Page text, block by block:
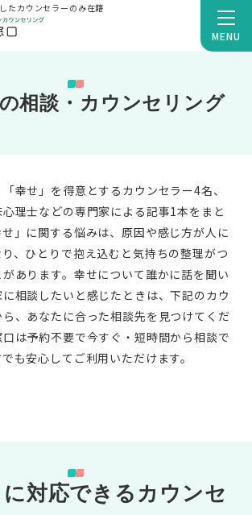
MENU
たカウンセラーのみ在籍
の相談・カウンセリング
幸せ」を得意とするカウンセラー4名、
理士などの専門家による記事1本をまと
」に関する悩みは、原因や感じ方が人に
、ひとりで抱え込むと気持ちの整理がつ
あります。幸せについて誰かに話を聞い
相談したいと感じたときは、下記のカウ
、あなたに合った相談先を見つけてくだ
は予約不要で今すぐ・短時間から相談で
も安心してご利用いただけます。
に対応できるカウンセ